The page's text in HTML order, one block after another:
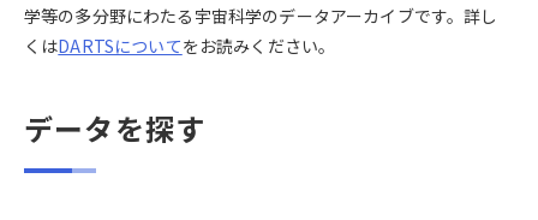
学等の多分野にわたる宇宙科学のデータアーカイブです。詳し
くはDARTSについてをお読みください。
データを探す